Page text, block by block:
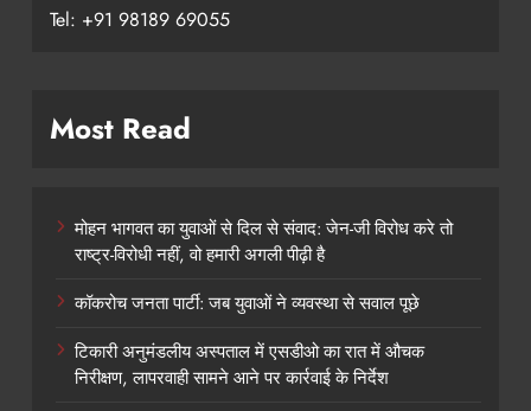
Tel: +91 98189 69055
Most Read
मोहन भागवत का युवाओं से दिल से संवाद: जेन-जी विरोध करे तो
राष्ट्र-विरोधी नहीं, वो हमारी अगली पीढ़ी है
कॉकरोच जनता पार्टी: जब युवाओं ने व्यवस्था से सवाल पूछे
टिकारी अनुमंडलीय अस्पताल में एसडीओ का रात में औचक
निरीक्षण, लापरवाही सामने आने पर कार्रवाई के निर्देश